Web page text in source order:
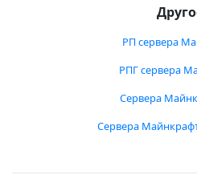
РП сервера
РПГ сервера
Сервера
Сервера